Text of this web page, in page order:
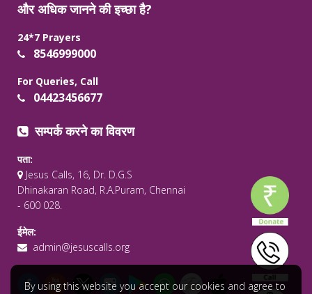
और अधिक जानने की इच्छा है?
24*7 Prayers
8546999000
For Queries, Call
04423456677
सम्पर्क करने का विवरण
पता:
Jesus Calls, 16, Dr. D.G.S
Dhinakaran Road, R.A.Puram, Chennai
- 600 028.
ईमेल:
admin@jesuscalls.org
By using this website you accept our cookies and agree to